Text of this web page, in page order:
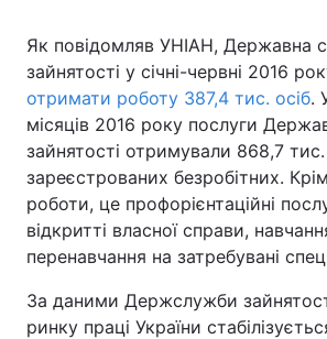
Як повідомляв УНІАН, Державна
зайнятості у січні-червні 2016
отримати роботу 387,4 тис. осіб.
місяців 2016 року послуги
зайнятості отримували 868,7 тис.
зареєстрованих безробітних.
роботи, це профорієнтаційні
відкритті власної справи,
перенавчання на затребувані
За даними Держслужби
ринку праці України